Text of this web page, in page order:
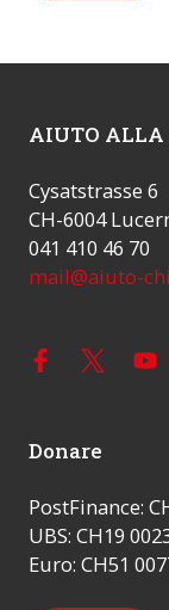
AIUTO ALLA
Cysatstrasse 6
CH-6004
041 410 46 70
mail@aiuto-
Donare
PostFinance:
UBS: CH19
Euro: CH51